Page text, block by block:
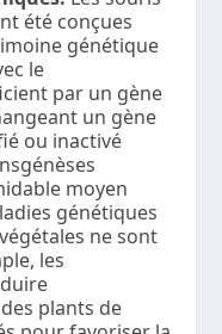
été conçues
génétique
le
par un gène
un gène
ou inactivé
moyen
génétiques
ne sont
les
plants de